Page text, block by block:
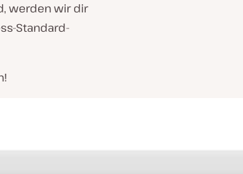
werden wir dir
Standard-